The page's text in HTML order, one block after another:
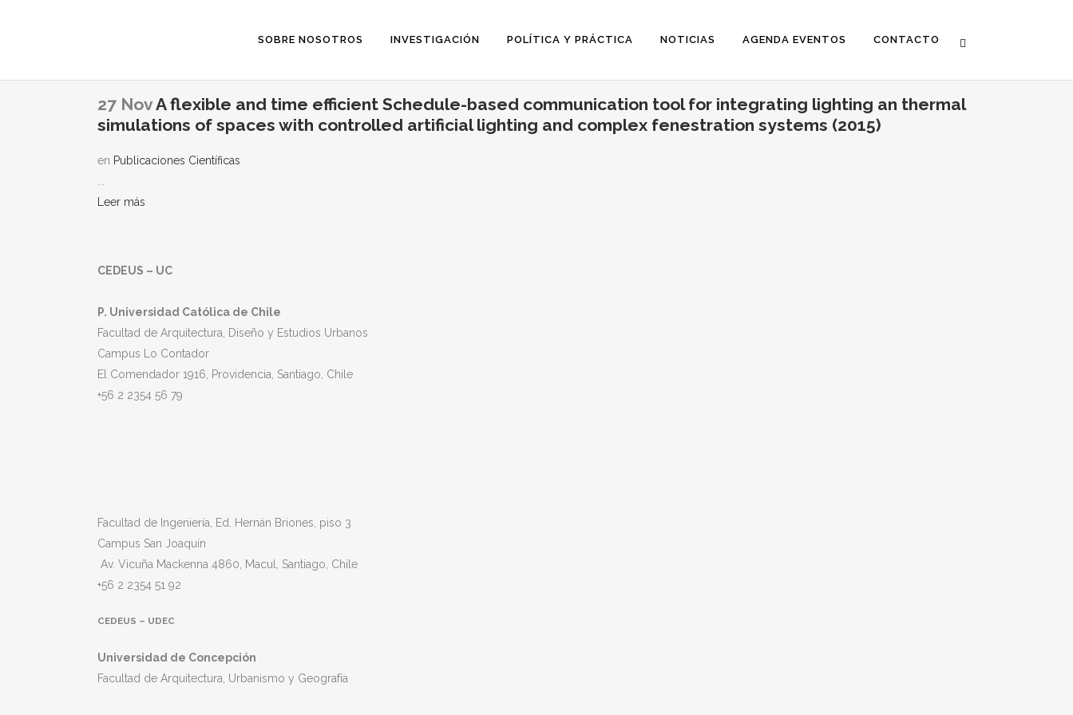
SOBRE NOSOTROS INVESTIGACIÓN POLÍTICA Y PRÁCTICA NOTICIAS AGENDA EVENTOS CONTACTO
27 NovA flexible and time efficient Schedule-based communication tool for integrating lighting an thermal
simulations of spaces with controlled artificial lighting and complex fenestration systems (2015)
en Publicaciones Científicas
Leer más
CEDEUS – UC
P. Universidad Católica de Chile
Facultad de Arquitectura, Diseño y Estudios Urbanos
Campus Lo Contador
El Comendador 1916, Providencia, Santiago, Chile
+56 2 2354 56 79
Facultad de Ingeniería, Ed. Hernán Briones, piso 3
Campus San Joaquín
Av. Vicuña Mackenna 4860, Macul
, Santiago, Chile
+56 2 2354 51 92
CEDEUS – UDEC
Universidad de Concepción
Facultad de Arquitectura, Urbanismo y Geografía